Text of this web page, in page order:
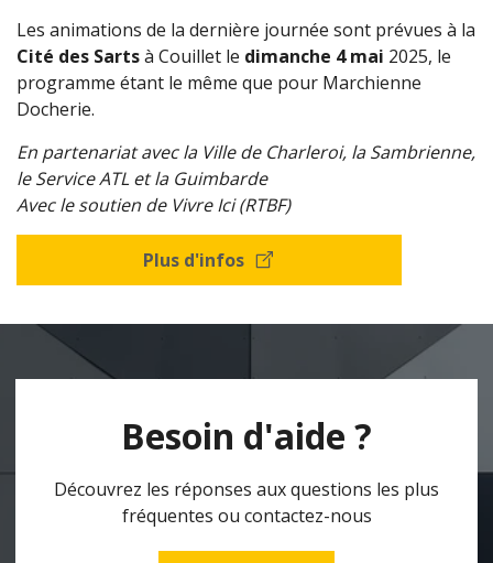
Les animations de la dernière journée sont prévues à la
Cité des Sartsà Couillet le dimanche 4 mai 2025, le
programme étant le même que pour Marchienne
Docherie.
En partenariat avec la Ville de Charleroi, la Sambrienne,
le Service ATL et la Guimbarde
Avec le soutien de Vivre Ici (RTBF)
Plus d'infos
Besoin d'aide ?
Découvrez les réponses aux questions les plus
fréquentes ou contactez-nous